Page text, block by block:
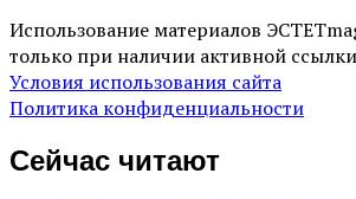
Использование материалов
только при наличии активной
Условия использования сайта
Политика конфиденциальности
Сейчас читают